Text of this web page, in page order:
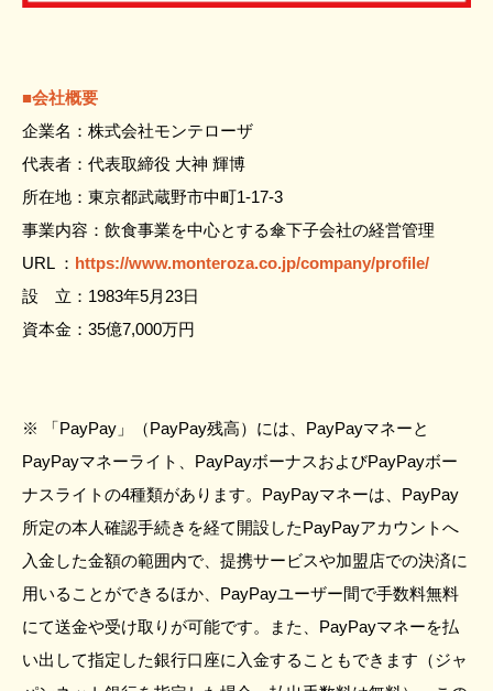
■会社概要
企業名：株式会社モンテローザ
代表者：代表取締役 大神 輝博
所在地：東京都武蔵野市中町1-17-3
事業内容：飲食事業を中心とする傘下子会社の経営管理
URL ： https://www.monteroza.co.jp/company/profile/
設 立：1983年5月23日
資本金：35億7,000万円
※ 「PayPay」（PayPay残高）には、PayPayマネーと
PayPayマネーライト、PayPayボーナスおよびPayPayボー
ナスライトの4種類があります。PayPayマネーは、PayPay
所定の本人確認手続きを経て開設したPayPayアカウントへ
入金した金額の範囲内で、提携サービスや加盟店での決済に
用いることができるほか、PayPayユーザー間で手数料無料
にて送金や受け取りが可能です。また、PayPayマネーを払
い出して指定した銀行口座に入金することもできます（ジャ